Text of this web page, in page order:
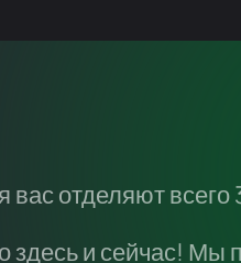
отделяют всего
здесь и сейчас! Мы